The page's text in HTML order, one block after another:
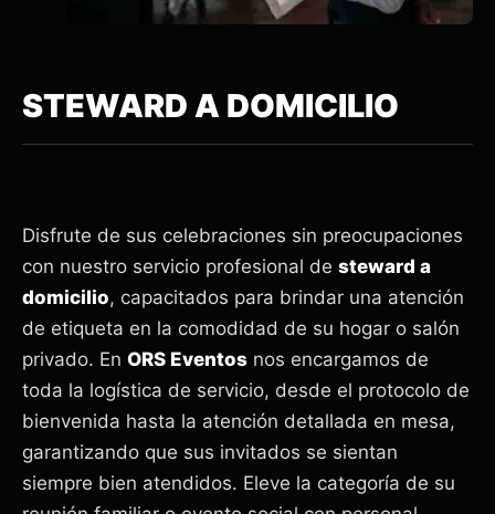
STEWARD A DOMICILIO
Disfrute de sus celebraciones sin preocupaciones
con nuestro servicio profesional de steward a
domicilio, capacitados para brindar una atención
de etiqueta en la comodidad de su hogar o salón
privado. En ORS Eventos nos encargamos de
toda la logística de servicio, desde el protocolo de
bienvenida hasta la atención detallada en mesa,
garantizando que sus invitados se sientan
siempre bien atendidos. Eleve la categoría de su